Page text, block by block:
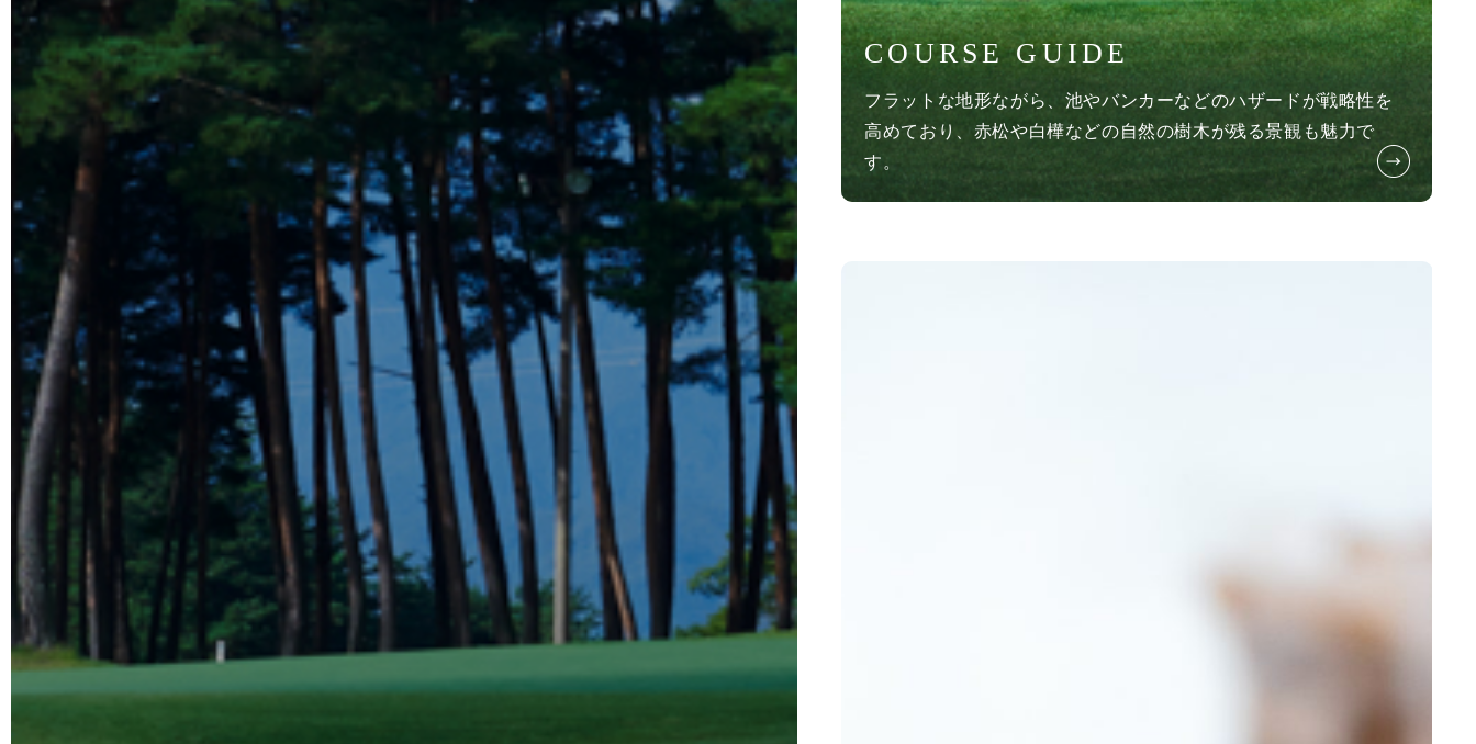
標高800ｍで八ヶ岳と南アルプス連山の自然に囲まれた丘陵地に
106万㎡の広大なゴルフコースをお楽しみください
隣接したロッジで日常の喧騒からゆったりとした時間を過す
ゴルフ宿泊パックも好評です
公式LINEはこちら 天気予報はこちら
COURSE GUIDE
フラットな地形ながら、池やバンカーなどのハザードが戦略性を
高めており、赤松や白樺などの自然の樹木が残る景観も魅力で
す。